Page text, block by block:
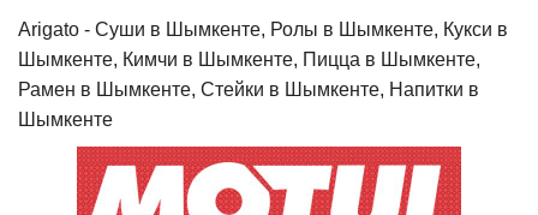
Arigato - Cуши в Шымкенте, Ролы в Шымкенте, Кукси в
Шымкенте, Кимчи в Шымкенте, Пицца в Шымкенте,
Рамен в Шымкенте, Стейки в Шымкенте, Напитки в
Шымкенте